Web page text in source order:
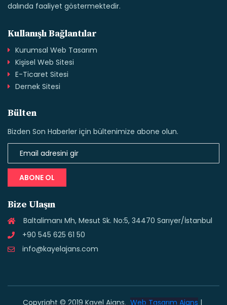
dalında faaliyet göstermektedir.
Kullanışlı Bağlantılar
Kurumsal Web Tasarım
Kişisel Web Sitesi
E-Ticaret Sitesi
Dernek Sitesi
Bülten
Bizden Son Haberler için bültenimize abone olun.
ABONE OL
Bize Ulaşın
Baltalimanı Mh, Mesut Sk. No:5, 34470 Sarıyer/İstanbul
+90 545 625 61 50
info@kayelajans.com
Copyright © 2019 Kayel Ajans. Web Tasarım Ajans |